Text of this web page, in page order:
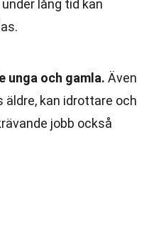
lång tid kan
unga och gamla. Även
äldre, kan idrottare och
jobb också